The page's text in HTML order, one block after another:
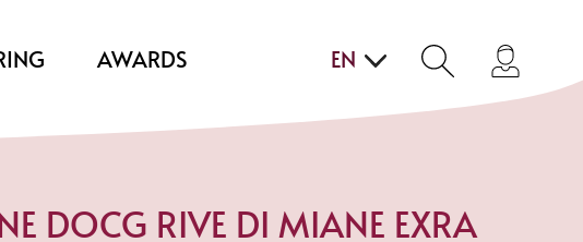
AWARDS EN
DOCG RIVE DI MIANE EXRA